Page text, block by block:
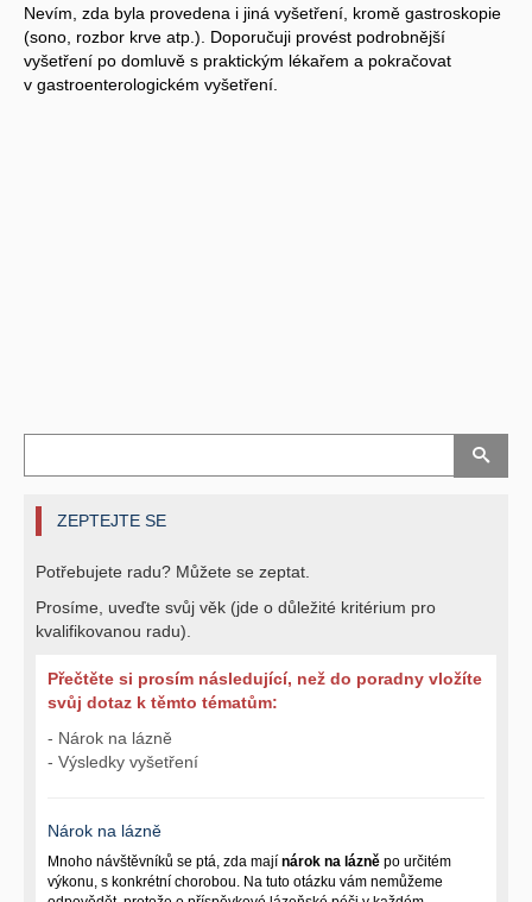
Nevím, zda byla provedena i jiná vyšetření, kromě gastroskopie
(sono, rozbor krve atp.). Doporučuji provést podrobnější
vyšetření po domluvě s praktickým lékařem a pokračovat
v gastroenterologickém vyšetření.
ZEPTEJTE SE
Potřebujete radu? Můžete se zeptat.
Prosíme, uveďte svůj věk (jde o důležité kritérium pro
kvalifikovanou radu).
Přečtěte si prosím následující, než do poradny vložíte
svůj dotaz k těmto tématům:
- Nárok na lázně
- Výsledky vyšetření
Nárok na lázně
Mnoho návštěvníků se ptá, zda mají nárok na lázně po určitém
výkonu, s konkrétní chorobou. Na tuto otázku vám nemůžeme